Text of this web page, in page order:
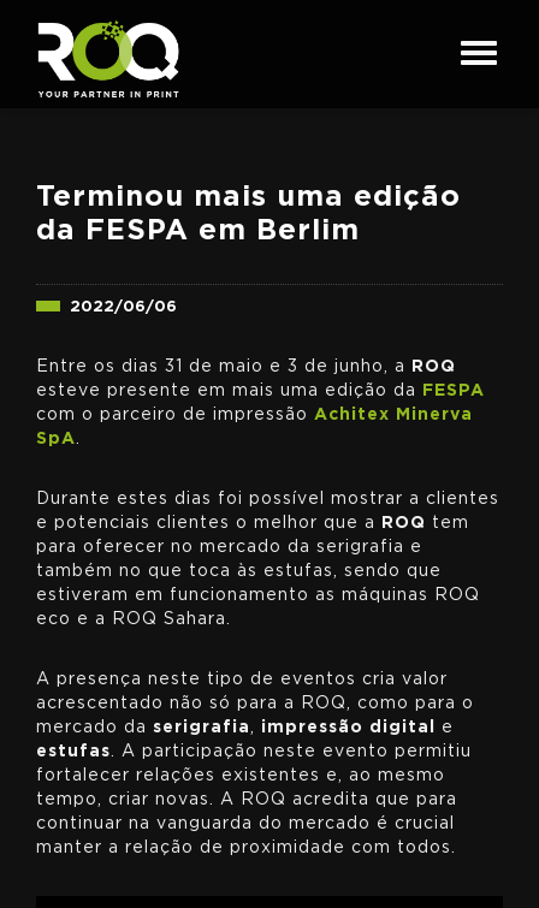
Terminou mais uma edição
da FESPA em Berlim
2022/06/06
Entre os dias 31 de maio e 3 de junho, a
ROQ
esteve presente em mais uma edição da
FESPA
com o parceiro de impressão Achitex Minerva
SpA.
Durante estes dias foi possível mostrar a clientes
e potenciais clientes o melhor que a
ROQ tem
para oferecer no mercado da serigrafia e
também no que toca às estufas, sendo que
estiveram em funcionamento as máquinas ROQ
eco e a ROQ Sahara.
A presença neste tipo de eventos cria valor
acrescentado não só para a ROQ, como para o
mercado da serigrafia, impressão digital
e
estufas. A participação neste evento permitiu
fortalecer relações existentes e, ao mesmo
tempo, criar novas. A ROQ acredita que para
continuar na vanguarda do mercado é crucial
manter a relação de proximidade com todos.